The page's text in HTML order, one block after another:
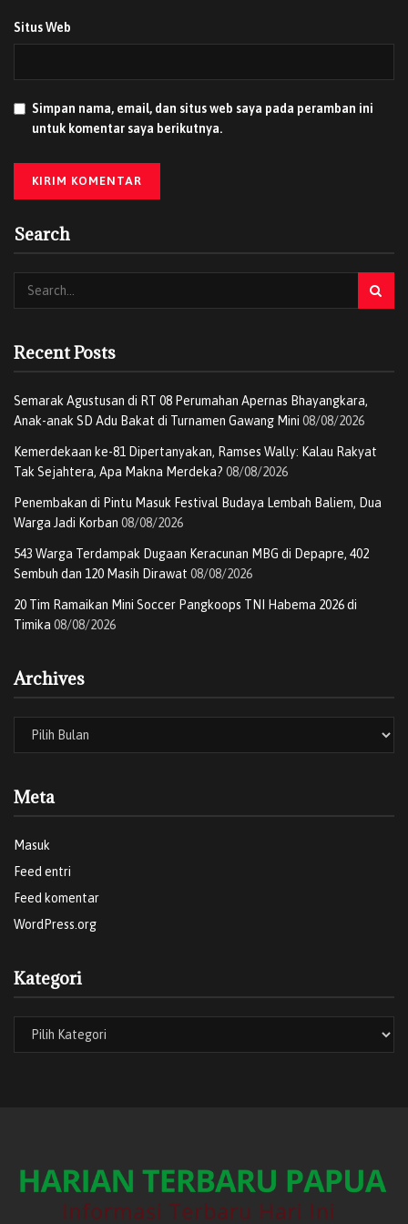
Situs Web
Simpan nama, email, dan situs web saya pada peramban ini
untuk komentar saya berikutnya.
Search
Recent Posts
Semarak Agustusan di RT 08 Perumahan Apernas Bhayangkara,
Anak-anak SD Adu Bakat di Turnamen Gawang Mini 08/08/2026
Kemerdekaan ke-81 Dipertanyakan, Ramses Wally: Kalau Rakyat
Tak Sejahtera, Apa Makna Merdeka? 08/08/2026
Penembakan di Pintu Masuk Festival Budaya Lembah Baliem, Dua
Warga Jadi Korban 08/08/2026
543 Warga Terdampak Dugaan Keracunan MBG di Depapre, 402
Sembuh dan 120 Masih Dirawat 08/08/2026
20 Tim Ramaikan Mini Soccer Pangkoops TNI Habema 2026 di
Timika 08/08/2026
Archives
Meta
Masuk
Feed entri
Feed komentar
WordPress.org
Kategori